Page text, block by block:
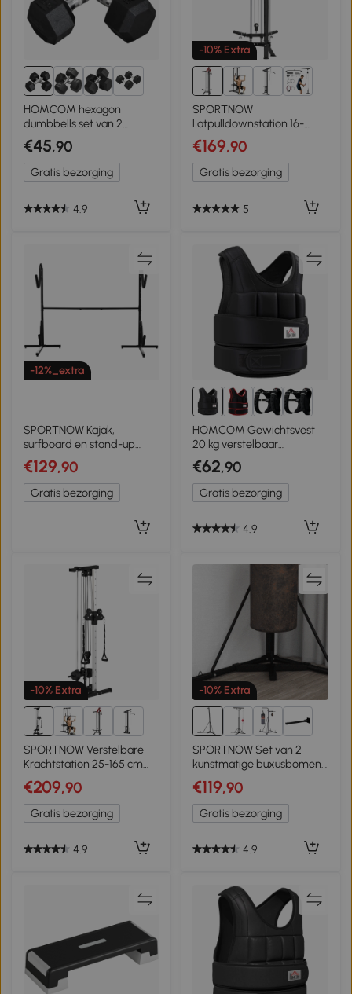
9+
HOMCOM hexagon
dumbbells set van 2
gietijzeren dumbbells
handvat gekartelde
dumbbell set dumbbell set
gewichten metaal rubber
€45,90
Gratis bezorging
4.9
-10% Extra
SPORTNOW
Latpulldownstation 16-
positie verstelbaar voor
wandmontage incl.
latstang, handgreepstang,
kabel tot 120 kg
€169,90
Gratis bezorging
5
-12%_extra
SPORTNOW Kajak,
surfboard en stand-up
paddle houder -
Verstelbaar metalen frame
(144-180 cm)
€129,90
Gratis bezorging
HOMCOM Gewichtsvest
20 kg verstelbaar
trainingsvest met
verwijderbare gewichten
Zwart
€62,90
Gratis bezorging
4.9
-10% Extra
2+
SPORTNOW Verstelbare
Krachtstation 25-165 cm
met Dual-Pulley-Systemen
en Adapters 62 x 60 x 200
cm Zwart
€209,90
Gratis bezorging
4.9
-10% Extra
3+
SPORTNOW Set van 2
kunstmatige buxusbomen,
2 buxusbomen, voor
buiten, 17 cm x 17 cm x 60
cm, groen + bruin + zwart
€119,90
Gratis bezorging
4.9